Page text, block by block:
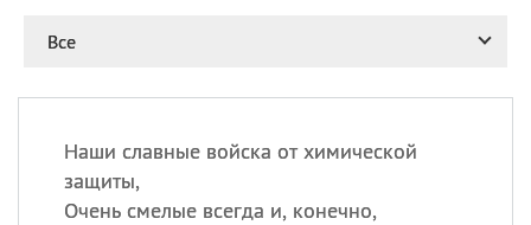
Все
Наши славные войска от химической
защиты,
Очень смелые всегда и, конечно,
великомученика
покровителя всех